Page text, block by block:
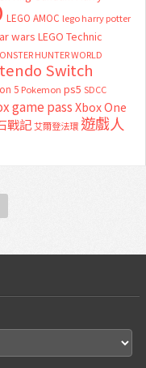
LEGO AMOC lego harry potter
wars LEGO Technic
HUNTER WORLD
Switch
5 Pokemon ps5 SDCC
game passXbox One
戰記艾爾登法環 遊戲人